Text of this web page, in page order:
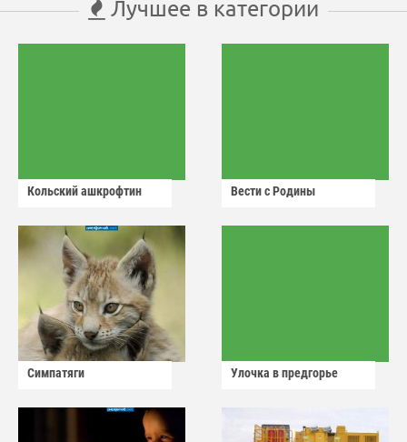
Лучшее в категории
Кольский ашкрофтин Вести с Родины
Симпатяги Улочка в предгорье